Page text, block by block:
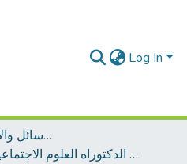
Log In
الرسائل والأطروحات الأكاديمية
الأطروحات الدكتوراه العلوم الاجتماعية